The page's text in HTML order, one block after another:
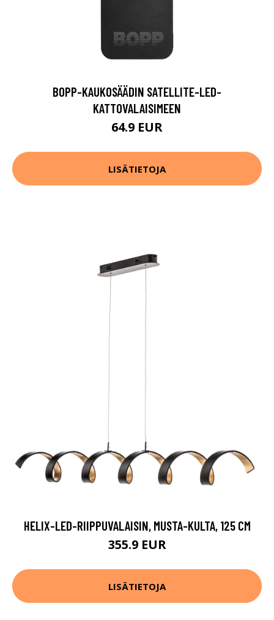
BOPP-KAUKOSÄÄDIN SATELLITE-LED-
KATTOVALAISIMEEN
64.9 EUR
LISÄTIETOJA
HELIX-LED-RIIPPUVALAISIN, MUSTA-KULTA, 125 CM
355.9 EUR
LISÄTIETOJA